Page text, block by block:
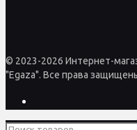
© 2023-2026 Интернет-
"Egaza". Все права